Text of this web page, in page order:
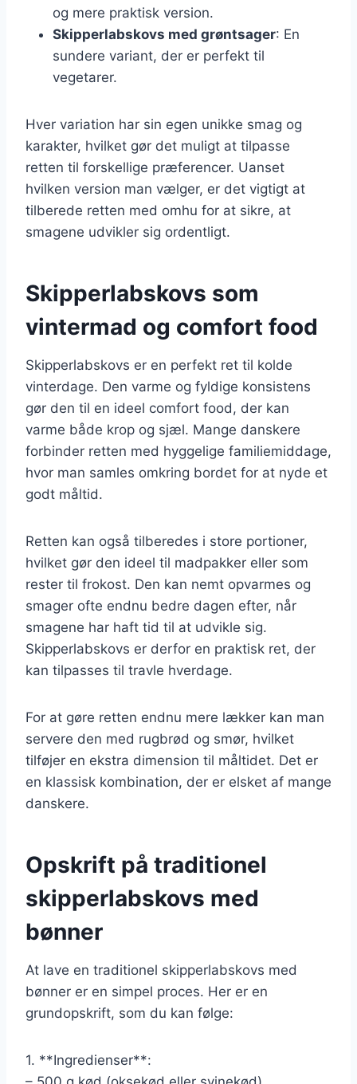
og mere praktisk version.
Skipperlabskovs med grøntsager: En
sundere variant, der er perfekt til
vegetarer.
Hver variation har sin egen unikke smag og
karakter, hvilket gør det muligt at tilpasse
retten til forskellige præferencer. Uanset
hvilken version man vælger, er det vigtigt at
tilberede retten med omhu for at sikre, at
smagene udvikler sig ordentligt.
Skipperlabskovs som
vintermad og comfort food
Skipperlabskovs er en perfekt ret til kolde
vinterdage. Den varme og fyldige konsistens
gør den til en ideel comfort food, der kan
varme både krop og sjæl. Mange danskere
forbinder retten med hyggelige familiemiddage,
hvor man samles omkring bordet for at nyde et
godt måltid.
Retten kan også tilberedes i store portioner,
hvilket gør den ideel til madpakker eller som
rester til frokost. Den kan nemt opvarmes og
smager ofte endnu bedre dagen efter, når
smagene har haft tid til at udvikle sig.
Skipperlabskovs er derfor en praktisk ret, der
kan tilpasses til travle hverdage.
For at gøre retten endnu mere lækker kan man
servere den med rugbrød og smør, hvilket
tilføjer en ekstra dimension til måltidet. Det er
en klassisk kombination, der er elsket af mange
danskere.
Opskrift på traditionel
skipperlabskovs med
bønner
At lave en traditionel skipperlabskovs med
bønner er en simpel proces. Her er en
grundopskrift, som du kan følge:
1. **Ingredienser**: